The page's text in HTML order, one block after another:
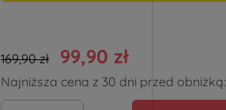
169,90 zł 99,90 zł
Najniższa cena z 30 dni przed obniżką: